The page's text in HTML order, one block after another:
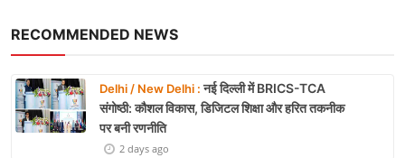
RECOMMENDED NEWS
Delhi / New Delhi :नई दिल्ली में BRICS-TCA
संगोष्ठी: कौशल विकास, डिजिटल शिक्षा और हरित तकनीक
पर बनी रणनीति
2 days ago